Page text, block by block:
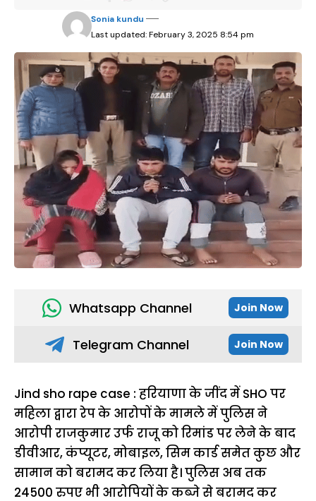
Last updated: February 3, 2025 8:54 pm
Sonia kundu
Whatsapp Channel Join Now
Telegram Channel Join Now
Jind sho rape case : हरियाणा के जींद में SHO पर
महिला द्वारा रेप के आरोपों के मामले में पुलिस ने
आरोपी राजकुमार उर्फ राजू को रिमांड पर लेने के बाद
डीवीआर, कंप्यूटर, मोबाइल, सिम कार्ड समेत कुछ और
सामान को बरामद कर लिया है। पुलिस अब तक
24500 रुपए भी आरोपियों के कब्जे से बरामद कर